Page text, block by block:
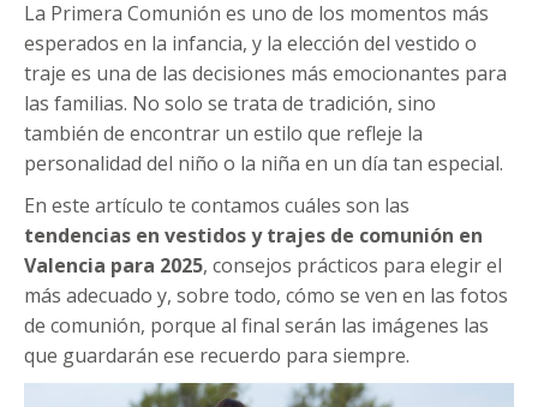
La Primera Comunión es uno de los momentos más
esperados en la infancia, y la elección del vestido o
traje es una de las decisiones más emocionantes para
las familias. No solo se trata de tradición, sino
también de encontrar un estilo que refleje la
personalidad del niño o la niña en un día tan especial.
En este artículo te contamos cuáles son las
tendencias en vestidos y trajes de comunión en
Valencia para 2025, consejos prácticos para elegir el
más adecuado y, sobre todo, cómo se ven en las fotos
de comunión, porque al final serán las imágenes las
que guardarán ese recuerdo para siempre.